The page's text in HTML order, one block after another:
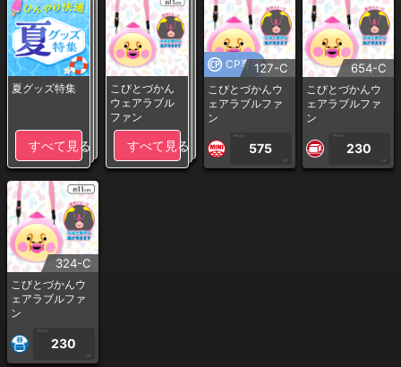
夏グッズ特集
すべて見る
こびとづかん
ウェアラブル
ファン
すべて見る
CP専用127-C
こびとづかんウ
ェアラブルファ
ン
1PLAY
575
CP
654-C
こびとづかんウ
ェアラブルファ
ン
1PLAY
230
CP
324-C
こびとづかんウ
ェアラブルファ
ン
1PLAY
230
CP